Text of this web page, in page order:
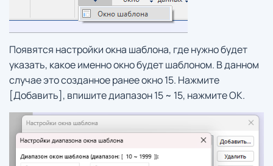
Появятся настройки окна шаблона, где нужно будет
указать, какое именно окно будет шаблоном. В данном
случае это созданное ранее окно 15. Нажмите
[Добавить], впишите диапазон 15 ~ 15, нажмите ОК.